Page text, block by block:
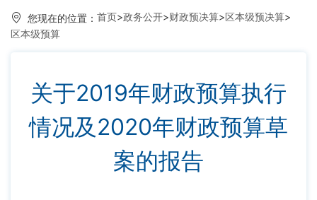
您现在的位置： 首页>政务公开>财政预决算>区本级预决算>
区本级预算
关于2019年财政预算执行
情况及2020年财政预算草
案的报告